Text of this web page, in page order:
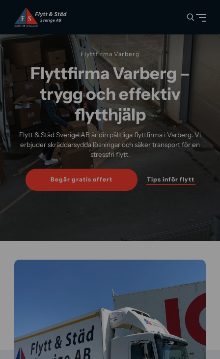
Flyttfirma Varberg
Flyttfirma Varberg –
trygg och effektiv
flytthjälp
Flytt & Städ Sverige AB är din pålitliga flyttfirma i Varberg. Vi
erbjuder skräddarsydda lösningar och säker transport för en
stressfri flytt.
Begär gratis offert Tips inför flytt